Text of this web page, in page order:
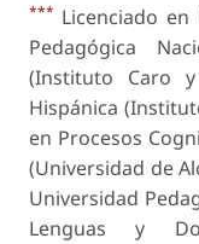
*** Licenciado en
Pedagógica
(Instituto Caro
Hispánica
en Procesos
(Universidad de
Universidad
Lenguas y